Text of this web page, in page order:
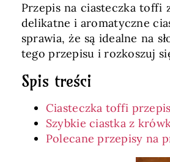
Przepis na ciasteczka toffi
delikatne i aromatyczne
sprawia, że są idealne na
tego przepisu i rozkoszuj
Spis treści
Ciasteczka toffi
Szybkie ciastka z
Polecane przepisy na